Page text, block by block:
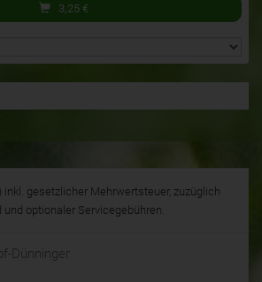
3,25 €
inkl. gesetzlicher Mehrwertsteuer, zuzüglich
optionaler Servicegebühren.
Dünninger